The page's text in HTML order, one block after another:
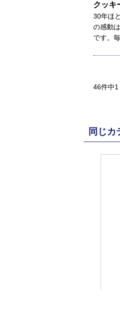
クッキ
30年ほ
の感動
です。
46件中
同じカ